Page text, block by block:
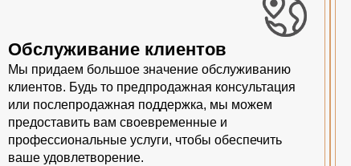
Обслуживание клиентов
Мы придаем большое значение обслуживанию
клиентов. Будь то предпродажная консультация
или послепродажная поддержка, мы можем
предоставить вам своевременные и
профессиональные услуги, чтобы обеспечить
ваше удовлетворение.